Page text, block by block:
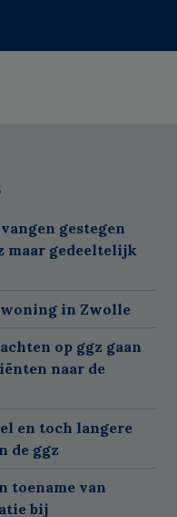
gestegen
maar gedeeltelijk
in Zwolle
op ggz gaan
naar de
en toch langere
de ggz
toename van
bij